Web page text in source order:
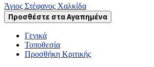
Άγιος Στέφανος Χαλκίδα
Προσθέστε στα Αγαπημένα
Γενικά
Τοποθεσία
Προσθήκη Κριτικής